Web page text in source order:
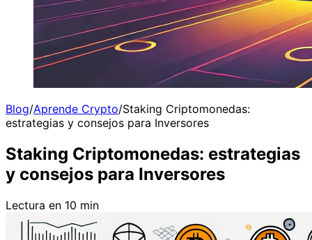
Blog/Aprende Crypto/Staking Criptomonedas:
estrategias y consejos para Inversores
Staking Criptomonedas: estrategias
y consejos para Inversores
Lectura en 10 min